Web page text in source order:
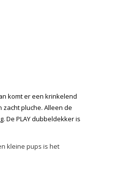
komt er een krinkelend
pluche. Alleen de
De PLAY dubbeldekker is
kleine pups is het